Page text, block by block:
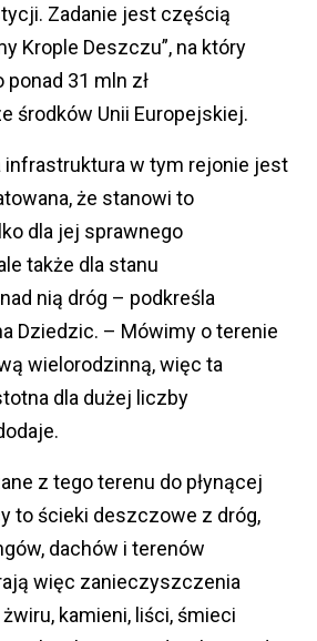
Zadanie jest częścią
Krople Deszczu”, na który
ponad 31 mln zł
środków Unii Europejskiej.
infrastruktura w tym rejonie jest
że stanowi to
dla jej sprawnego
także dla stanu
nią dróg – podkreśla
Dziedzic. – Mówimy o terenie
wielorodzinną, więc ta
dla dużej liczby
z tego terenu do płynącej
to ścieki deszczowe z dróg,
dachów i terenów
więc zanieczyszczenia
kamieni, liści, śmieci